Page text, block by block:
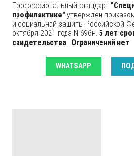
Профессиональный стандарт
профилактике" утвержден
и социальной защиты Российской
октября 2021 года N 696н. 5 лет
свидетельства. Ограничений нет
WHATSAPP